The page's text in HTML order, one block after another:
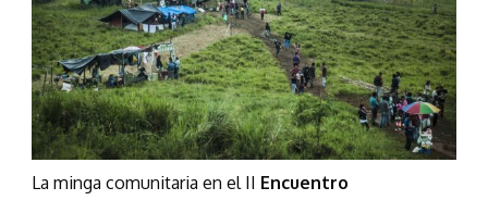
La minga comunitaria en el II Encuentro